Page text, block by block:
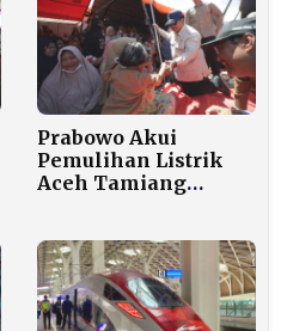
Prabowo Akui
Pemulihan Listrik
Aceh Tamiang